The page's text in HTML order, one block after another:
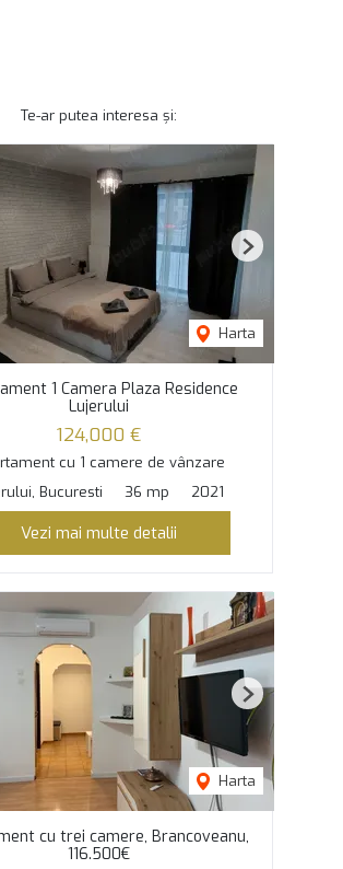
Te-ar putea interesa și:
Harta
Next
1 Camera Plaza Residence
Lujerului
124,000 €
cu 1 camere de vânzare
Bucuresti
36 mp 2021
Vezi mai multe detalii
Harta
Next
cu trei camere, Brancoveanu,
116.500€